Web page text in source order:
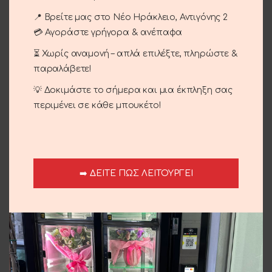
Κατηγορίες: Γενέθλια - Γιορτή Γέννηση Επέτειος
Έρωτας , Ευχαριστώ, Μπουκέτα, Περιστάσεις
Brand:Le Fleuriste
Περιγραφή
Σχετικά προϊόντα
📍 Βρείτε μας στο Νέο Ηράκλειο, Αντιγόνης 2
💳 Αγοράστε γρήγορα & ανέπαφα
⏳ Χωρίς αναμονή – απλά επιλέξτε, πληρώστε &
παραλάβετε!
💡 Δοκιμάστε το σήμερα και μια έκπληξη σας
περιμένει σε κάθε μπουκέτο!
➡️ ΔΕΙΤΕ ΠΩΣ ΛΕΙΤΟΥΡΓΕΙ